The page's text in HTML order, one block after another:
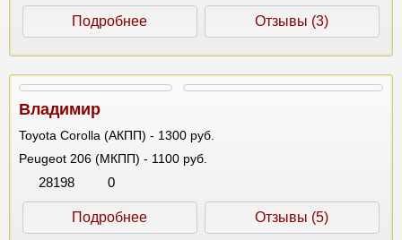
Подробнее Отзывы (3)
Владимир
Toyota Corolla (АКПП) - 1300 руб.
Peugeot 206 (МКПП) - 1100 руб.
28198 0
Подробнее Отзывы (5)